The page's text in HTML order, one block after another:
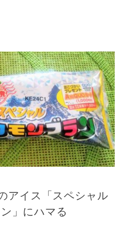
アイス「スペシャル
」にハマる